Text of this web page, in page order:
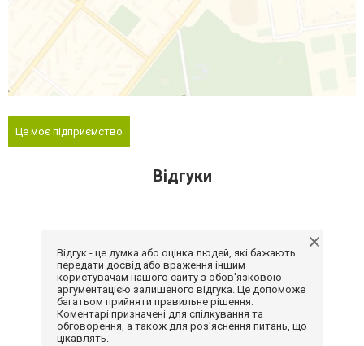
Це моє підприємство
Відгуки
Відгук - це думка або оцінка людей, які бажають
передати досвід або враження іншим
користувачам нашого сайту з обов'язковою
аргументацією залишеного відгука. Це допоможе
багатьом прийняти правильне рішення.
Коментарі призначені для спілкування та
обговорення, а також для роз'яснення питань, що
цікавлять.